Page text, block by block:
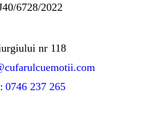
6728/2022
nr 118
0746 237 265